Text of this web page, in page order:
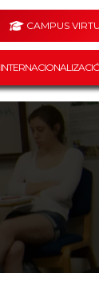
CAMPUS